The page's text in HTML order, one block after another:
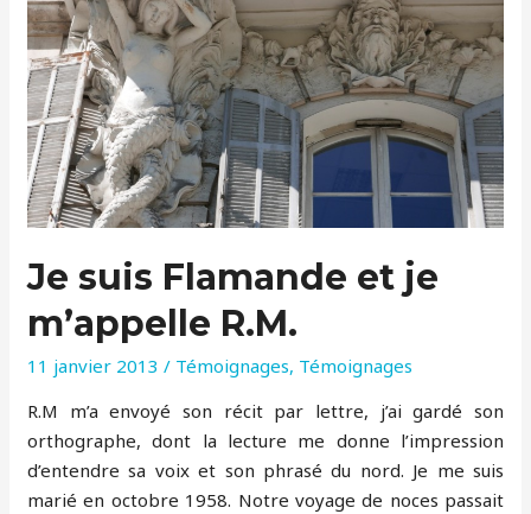
Mirabeau
Je suis Flamande et je
m’appelle R.M.
11 janvier 2013 / Témoignages, Témoignages
R.M m’a envoyé son récit par lettre, j’ai gardé son
orthographe, dont la lecture me donne l’impression
d’entendre sa voix et son phrasé du nord. Je me suis
marié en octobre 1958. Notre voyage de noces passait